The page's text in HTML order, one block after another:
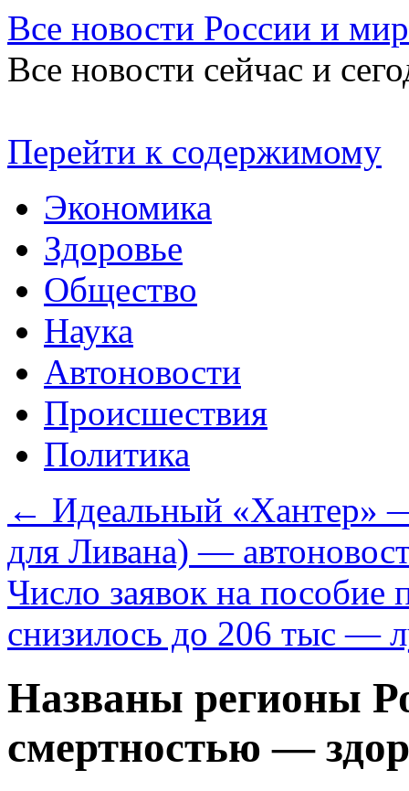
Все новости России и
Все новости сейчас и
Перейти к содержимому
Экономика
Здоровье
Общество
Наука
Автоновости
Происшествия
Политика
← Идеальный «Хантер»
для Ливана) —
Число заявок на
снизилось до 206 тыс —
Названы регионы
смертностью —